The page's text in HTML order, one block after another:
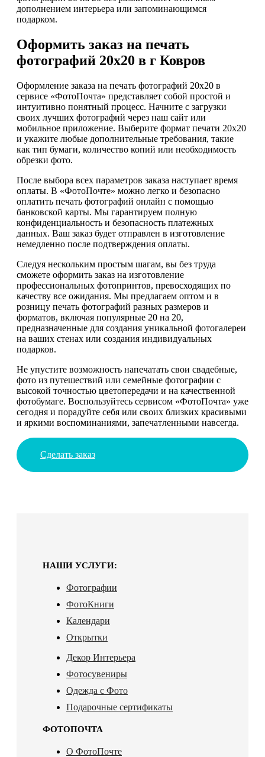
дополнением интерьера или запоминающимся
подарком.
Оформить заказ на печать
фотографий 20х20 в г Ковров
Оформление заказа на печать фотографий 20х20 в
сервисе «ФотоПочта» представляет собой простой и
интуитивно понятный процесс. Начните с загрузки
своих лучших фотографий через наш сайт или
мобильное приложение. Выберите формат печати 20х20
и укажите любые дополнительные требования, такие
как тип бумаги, количество копий или необходимость
обрезки фото.
После выбора всех параметров заказа наступает время
оплаты. В «ФотоПочте» можно легко и безопасно
оплатить печать фотографий онлайн с помощью
банковской карты. Мы гарантируем полную
конфиденциальность и безопасность платежных
данных. Ваш заказ будет отправлен в изготовление
немедленно после подтверждения оплаты.
Следуя нескольким простым шагам, вы без труда
сможете оформить заказ на изготовление
профессиональных фотопринтов, превосходящих по
качеству все ожидания. Мы предлагаем оптом и в
розницу печать фотографий разных размеров и
форматов, включая популярные 20 на 20,
предназначенные для создания уникальной фотогалереи
на ваших стенах или создания индивидуальных
подарков.
Не упустите возможность напечатать свои свадебные,
фото из путешествий или семейные фотографии с
высокой точностью цветопередачи и на качественной
фотобумаге. Воспользуйтесь сервисом «ФотоПочта» уже
сегодня и порадуйте себя или своих близких красивыми
и яркими воспоминаниями, запечатленными навсегда.
Сделать заказ
НАШИ УСЛУГИ:
Фотографии
ФотоКниги
Календари
Открытки
Декор Интерьера
Фотосувениры
Одежда с Фото
Подарочные сертификаты
ФОТОПОЧТА
О ФотоПочте